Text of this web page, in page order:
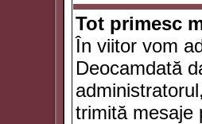
Tot primesc
În viitor vom
Deocamdată
trimită mesaje